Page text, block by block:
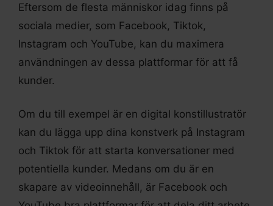
Eftersom de flesta människor idag finns på
sociala medier, som Facebook, Tiktok,
Instagram och YouTube, kan du maximera
användningen av dessa plattformar för att få
kunder.
Om du till exempel är en digital konstillustratör
kan du lägga upp dina konstverk på Instagram
och Tiktok för att starta konversationer med
potentiella kunder. Medans om du är en
skapare av videoinnehåll, är Facebook och